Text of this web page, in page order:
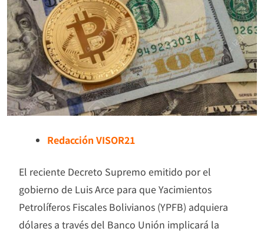
Redacción VISOR21
El reciente Decreto Supremo emitido por el
gobierno de Luis Arce para que Yacimientos
Petrolíferos Fiscales Bolivianos (YPFB) adquiera
dólares a través del Banco Unión implicará la